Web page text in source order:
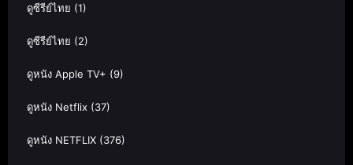
ดูซีรีย์ไทย (1)
ดูซีรีย์ไทย (2)
ดูหนัง Apple TV+ (9)
ดูหนัง Netflix (37)
ดูหนัง NETFLIX (376)